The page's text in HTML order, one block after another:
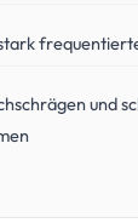
und